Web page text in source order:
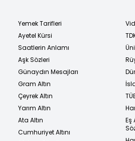
Yemek Tarifleri
Ayetel Kürsi
Saatlerin Anlamı
Aşk Sözleri
Günaydın Mesajları
Gram Altın
Çeyrek Altın
Yarım Altın
Ata Altın
Cumhuriyet Altını
Eş